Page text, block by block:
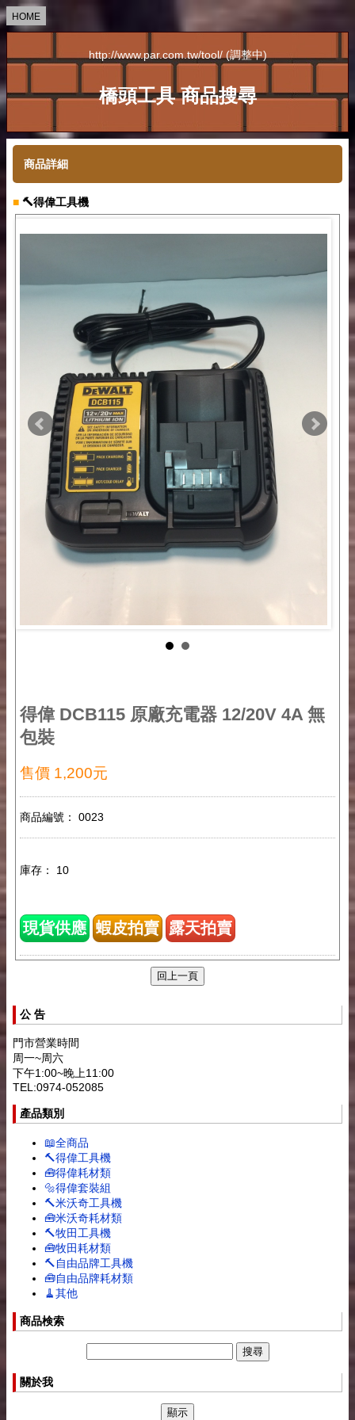
HOME
http://www.par.com.tw/tool/ (調整中)
橋頭工具 商品搜尋
商品詳細
■ 🔨得偉工具機
得偉 DCB115 原廠充電器 12/20V 4A 無
包裝
售價 1,200元
商品編號： 0023
庫存： 10
現貨供應 蝦皮拍賣 露天拍賣
公 告
門市營業時間
周一~周六
下午1:00~晚上11:00
TEL:0974-052085
產品類別
📖全商品
🔨得偉工具機
🧰得偉耗材類
🔩得偉套裝組
🔨米沃奇工具機
🧰米沃奇耗材類
🔨牧田工具機
🧰牧田耗材類
🔨自由品牌工具機
🧰自由品牌耗材類
🧹其他
商品検索
關於我